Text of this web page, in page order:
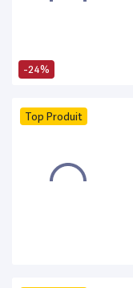
-24%
Top Produit